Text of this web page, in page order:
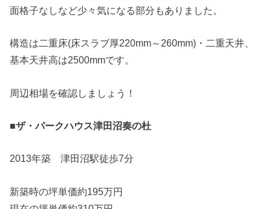
面格子なしなど少々気になる部分もありました。
構造は二重床(床スラブ厚220mm～260mm)・二重天井、
基本天井高は2500mmです。
周辺相場を確認しましょう！
■ザ・パークハウス津田沼奏の杜
2013年築 津田沼駅徒歩7分
新築時の坪単価約195万円